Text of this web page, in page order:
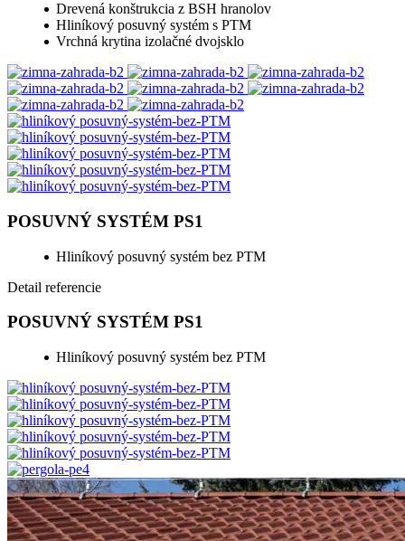
Drevená konštrukcia z BSH hranolov
Hliníkový posuvný systém s PTM
Vrchná krytina izolačné dvojsklo
POSUVNÝ SYSTÉM PS1
Hliníkový posuvný systém bez PTM
Detail referencie
POSUVNÝ SYSTÉM PS1
Hliníkový posuvný systém bez PTM